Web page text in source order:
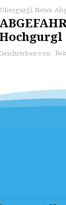
Obergurgl, News,
Hochgurgl
Geschrieben von: